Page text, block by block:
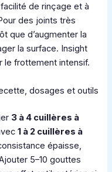
de rinçage et à
des joints très
que d’augmenter la
la surface. Insight
le frottement intensif.
dosages et outils
3 à 4 cuillères à
1 à 2 cuillères à
épaisse,
5–10 gouttes